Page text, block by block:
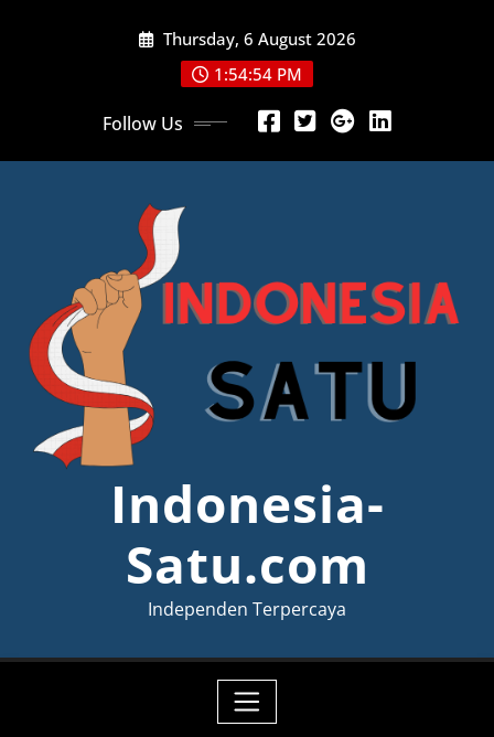
Thursday, 6 August 2026
1:54:55 PM
Follow Us
Indonesia-
Satu.com
Independen Terpercaya